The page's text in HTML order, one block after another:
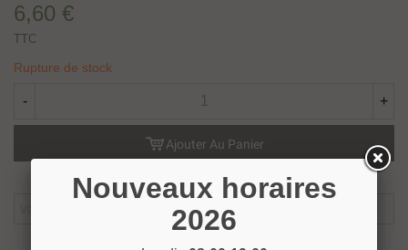
6,60 €
TTC
Rupture de stock
- +
Ajouter Au Panier
Nouveaux horaires
2026